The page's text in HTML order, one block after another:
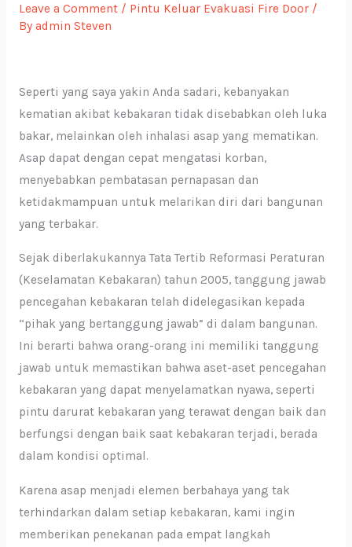
Leave a Comment / Pintu Keluar Evakuasi Fire Door/
By admin Steven
Seperti yang saya yakin Anda sadari, kebanyakan
kematian akibat kebakaran tidak disebabkan oleh luka
bakar, melainkan oleh inhalasi asap yang mematikan.
Asap dapat dengan cepat mengatasi korban,
menyebabkan pembatasan pernapasan dan
ketidakmampuan untuk melarikan diri dari bangunan
yang terbakar.
Sejak diberlakukannya Tata Tertib Reformasi Peraturan
(Keselamatan Kebakaran) tahun 2005, tanggung jawab
pencegahan kebakaran telah didelegasikan kepada
“pihak yang bertanggung jawab” di dalam bangunan.
Ini berarti bahwa orang-orang ini memiliki tanggung
jawab untuk memastikan bahwa aset-aset pencegahan
kebakaran yang dapat menyelamatkan nyawa, seperti
pintu darurat kebakaran yang terawat dengan baik dan
berfungsi dengan baik saat kebakaran terjadi, berada
dalam kondisi optimal.
Karena asap menjadi elemen berbahaya yang tak
terhindarkan dalam setiap kebakaran, kami ingin
memberikan penekanan pada empat langkah